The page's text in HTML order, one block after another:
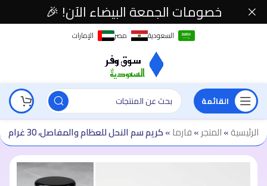
السعودية مصر الإمارات
القائمة
الرئيسية»المتجر»فارما»كريم سم النحل للعظام والمفاصل، 30 غرام
خصومات الجمعة البيضاء الآن! 🎉